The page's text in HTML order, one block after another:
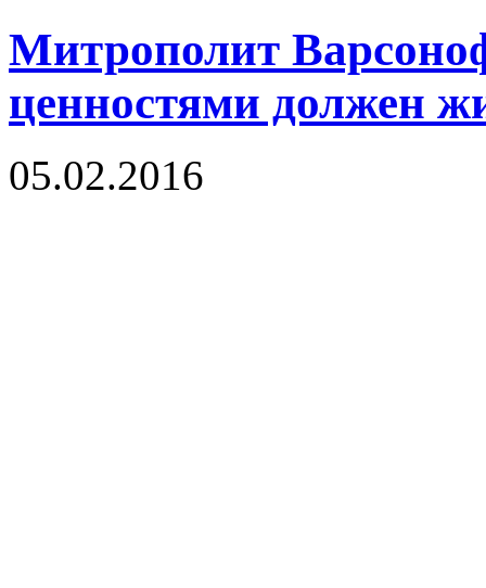
Митрополит
ценностями должен
05.02.2016